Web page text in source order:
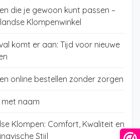
die je gewoon kunt passen –
Klompenwinkel
komt er aan: Tijd voor nieuwe
online bestellen zonder zorgen
met naam
Klompen: Comfort, Kwaliteit en
Stijl